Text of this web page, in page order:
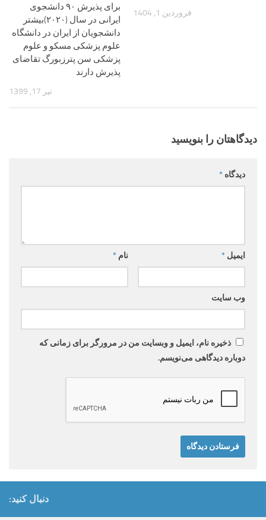
برای پذیرش ۹۰ دانشجوی
ایرانی در سال (۲۰۲۰)بیشتر
دانشجویان از ایران در دانشگاه
علوم پزشکی مسکو و علوم
پزشکی سن پترزبورگ تقاضای
پذیرش دارند
تیر 17, 1399
فروردین 1, 1404
دیدگاهتان را بنویسید
دیدگاه *
نام * ایمیل *
وب‌ سایت
ذخیره نام، ایمیل و وبسایت من در مرورگر برای زمانی که
دوباره دیدگاهی می‌نویسم.
دنبال کنید: